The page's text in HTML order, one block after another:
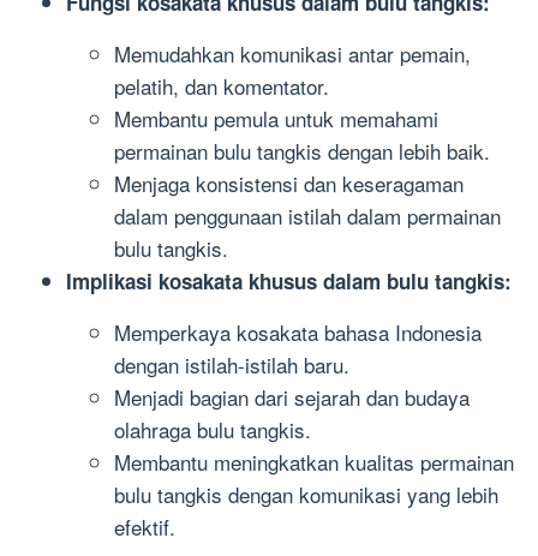
Memudahkan komunikasi antar pemain,
pelatih, dan komentator.
Membantu pemula untuk memahami
permainan bulu tangkis dengan lebih baik.
Menjaga konsistensi dan keseragaman
dalam penggunaan istilah dalam permainan
bulu tangkis.
Implikasi kosakata khusus dalam bulu tangkis:
Memperkaya kosakata bahasa Indonesia
dengan istilah-istilah baru.
Menjadi bagian dari sejarah dan budaya
olahraga bulu tangkis.
Membantu meningkatkan kualitas permainan
bulu tangkis dengan komunikasi yang lebih
efektif.